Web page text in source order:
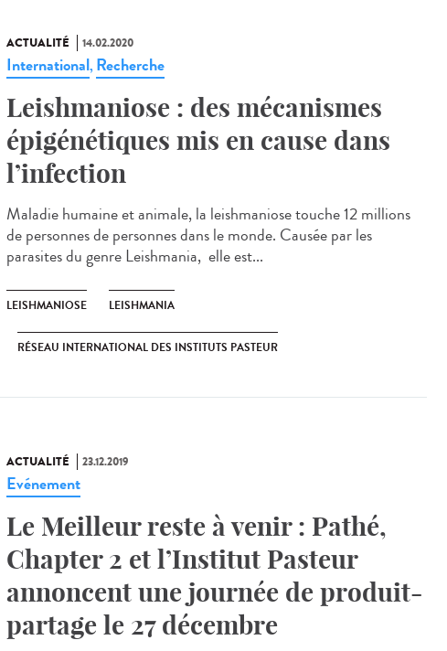
ACTUALITÉ 14.02.2020
International, Recherche
Leishmaniose : des mécanismes
épigénétiques mis en cause dans
l’infection
Maladie humaine et animale, la leishmaniose touche 12 millions
de personnes de personnes dans le monde. Causée par les
parasites du genre Leishmania, elle est...
LEISHMANIOSE LEISHMANIA
RÉSEAU INTERNATIONAL DES INSTITUTS PASTEUR
ACTUALITÉ 23.12.2019
Evénement
Le Meilleur reste à venir : Pathé,
Chapter 2 et l’Institut Pasteur
annoncent une journée de produit-
partage le 27 décembre